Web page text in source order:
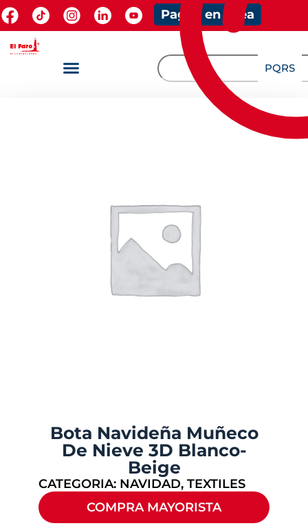
Pagos en línea
PQRS
Bota Navideña Muñeco
De Nieve 3D Blanco-
Beige
CATEGORIA: NAVIDAD, TEXTILES
COMPRA MAYORISTA